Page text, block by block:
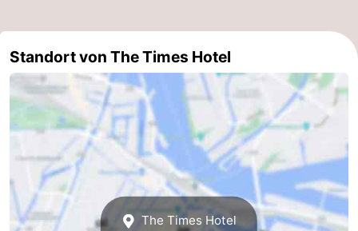
Hauptbahnhof
Schiphol
Eindhoven
Parken
Tipps
Standort von The Times Hotel
The Times Hotel